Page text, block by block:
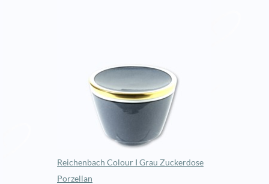
Reichenbach Colour I Grau Zuckerdose
Porzellan